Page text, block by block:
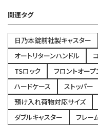
関連タグ
日乃本錠前社製キャスター
オートリターンハンドル
TSロック
フロントオープ
ハードケース
ストッパー
預け入れ荷物対応サイズ
ダブルキャスター
フレー